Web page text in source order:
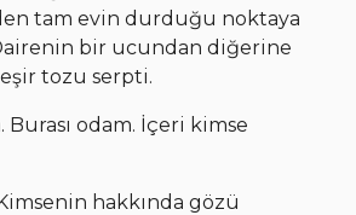
tam evin durduğu noktaya
bir ucundan diğerine
tozu serpti.
Burası odam. İçeri kimse
hakkında gözü